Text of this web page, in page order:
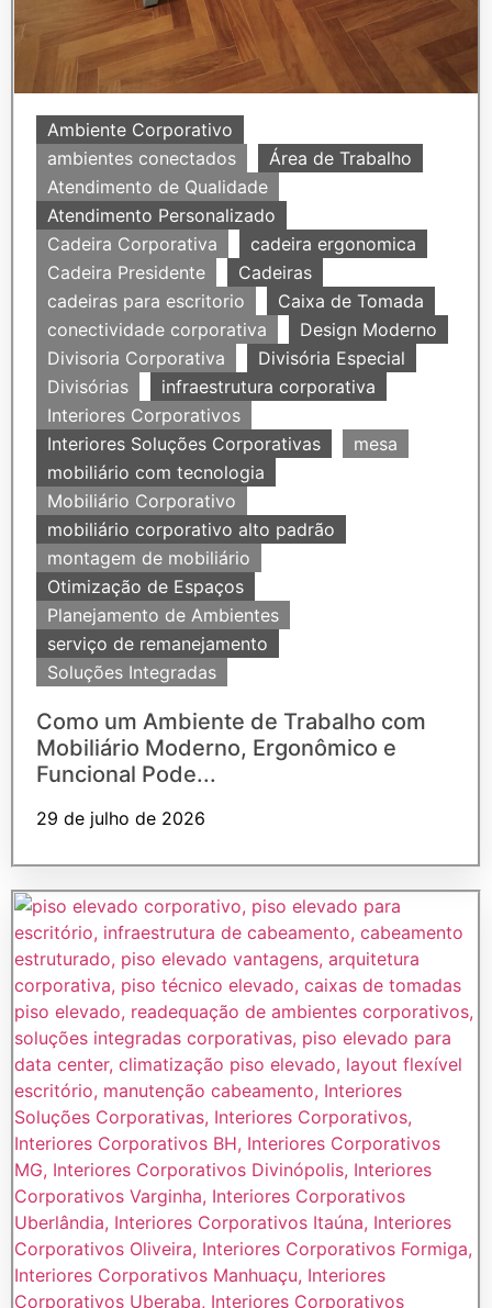
Ambiente Corporativo
ambientes conectados
Área de Trabalho
Atendimento de Qualidade
Atendimento Personalizado
Cadeira Corporativa
cadeira ergonomica
Cadeira Presidente
Cadeiras
cadeiras para escritorio
Caixa de Tomada
conectividade corporativa
Design Moderno
Divisoria Corporativa
Divisória Especial
Divisórias
infraestrutura corporativa
Interiores Corporativos
Interiores Soluções Corporativas
mesa
mobiliário com tecnologia
Mobiliário Corporativo
mobiliário corporativo alto padrão
montagem de mobiliário
Otimização de Espaços
Planejamento de Ambientes
serviço de remanejamento
Soluções Integradas
Como um Ambiente de Trabalho com
Mobiliário Moderno, Ergonômico e
Funcional Pode...
29 de julho de 2026